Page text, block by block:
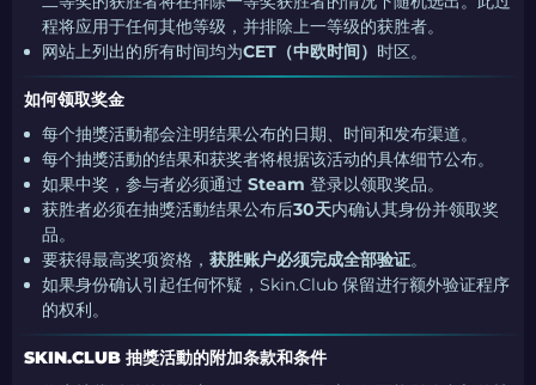
程将应用于任何其他等级，并排除上一等级的获胜者。
网站上列出的所有时间均为CET（中欧时间） 时区。
如何领取奖金
每个抽獎活動都会注明结果公布的日期、时间和发布渠道。
每个抽獎活動的结果和获奖者将根据该活动的具体细节公布。
如果中奖，参与者必须通过 Steam 登录以领取奖品。
获胜者必须在抽獎活動结果公布后30天内确认其身份并领取奖
品。
要获得最高奖项资格， 获胜账户必须完成全部验证。
如果身份确认引起任何怀疑，Skin.Club 保留进行额外验证程序
的权利。
SKIN.CLUB 抽獎活動的附加条款和条件